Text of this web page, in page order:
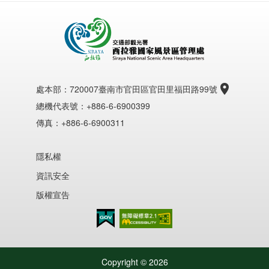
處本部： 720007臺南市官田區官田里福田路99號
總機代表號：+886-6-6900399
傳真：+886-6-6900311
隱私權
資訊安全
版權宣告
Copyright © 2026